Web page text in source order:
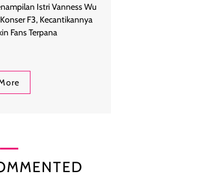
Istri Vanness Wu
F3, Kecantikannya
Fans Terpana